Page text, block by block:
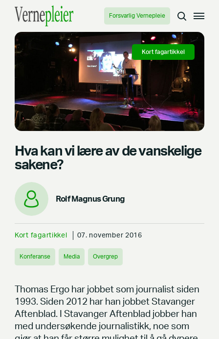
Forsvarlig Vernepleie
Kort fagartikkel
Hva kan vi lære av de vanskelige
sakene?
Rolf Magnus Grung
Kort fagartikkel 07. november 2016
Konferanse Media Overgrep
Thomas Ergo har jobbet som journalist siden
1993. Siden 2012 har han jobbet Stavanger
Aftenblad. I Stavanger Aftenblad jobber han
med undersøkende journalistikk, noe som